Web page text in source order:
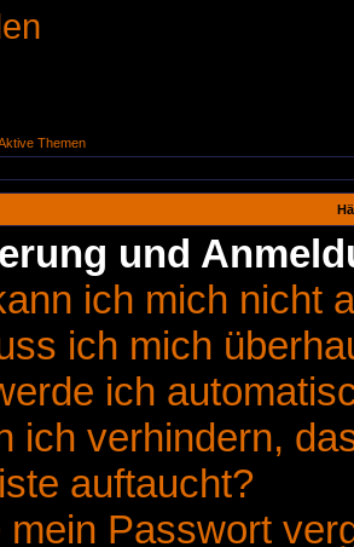
Themen
und
ich mich nicht
ich mich
ich
ich verhindern,
auftaucht?
mein Passwort